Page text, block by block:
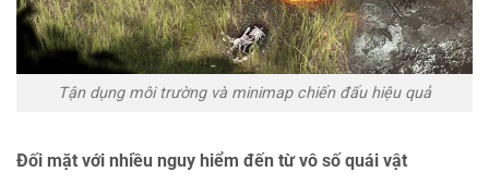
Tận dụng môi trường và minimap chiến đấu hiệu quả
Đối mặt với nhiều nguy hiểm đến từ vô số quái vật